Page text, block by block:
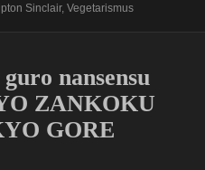
Sinclair,Vegetarismus
nansensu
ZANKOKU
GORE